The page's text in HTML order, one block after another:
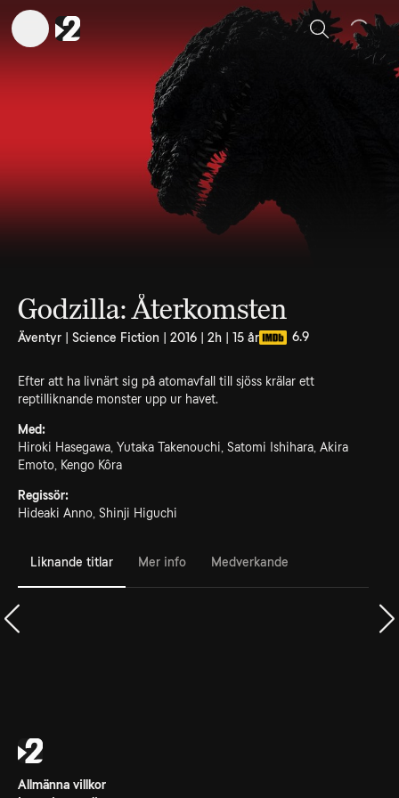
Sök
Godzilla: Återkomsten
Äventyr | Science Fiction | 2016 | 2h | 15 år 6.9
Efter att ha livnärt sig på atomavfall till sjöss krälar ett
reptilliknande monster upp ur havet.
Med:
Hiroki Hasegawa, Yutaka Takenouchi, Satomi Ishihara, Akira
Emoto, Kengo Kôra
Regissör:
Hideaki Anno, Shinji Higuchi
Liknande titlar Mer info Medverkande
Allmänna villkor